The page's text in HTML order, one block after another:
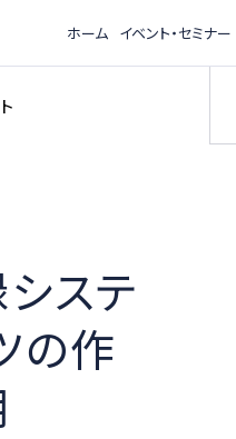
ホーム イベント・セミナー
ステ
の作